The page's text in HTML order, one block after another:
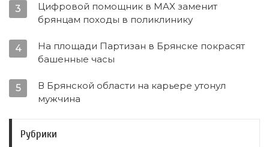
3
Цифровой помощник в MAX заменит
брянцам походы в поликлинику
4
На площади Партизан в Брянске покрасят
башенные часы
5
В Брянской области на карьере утонул
мужчина
Рубрики